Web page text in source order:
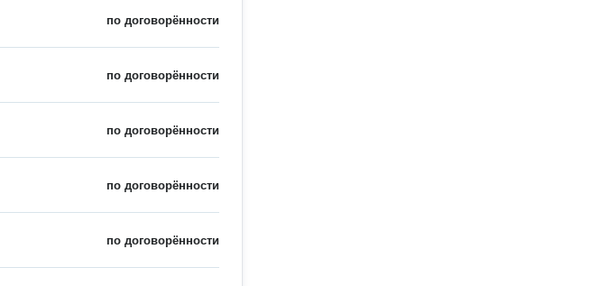
по договорённости
по договорённости
по договорённости
по договорённости
по договорённости